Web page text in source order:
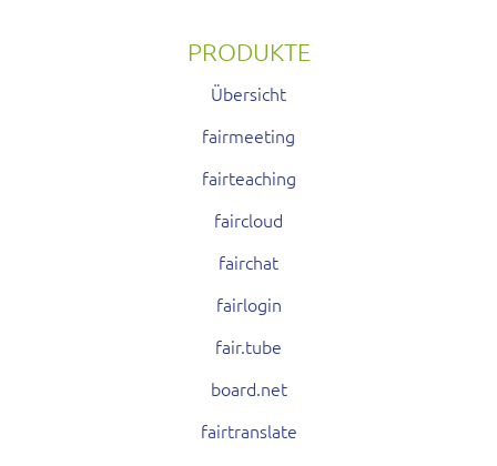
PRODUKTE
Übersicht
fairmeeting
fairteaching
faircloud
fairchat
fairlogin
fair.tube
board.net
fairtranslate